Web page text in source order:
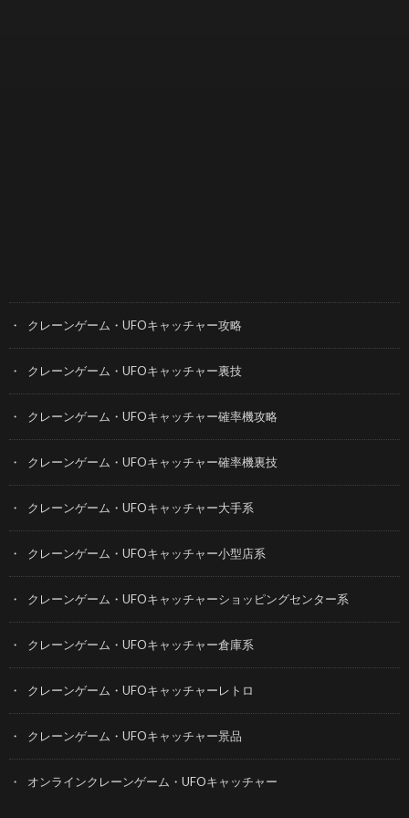
クレーンゲーム・UFOキャッチャー攻略
クレーンゲーム・UFOキャッチャー裏技
クレーンゲーム・UFOキャッチャー確率機攻略
クレーンゲーム・UFOキャッチャー確率機裏技
クレーンゲーム・UFOキャッチャー大手系
クレーンゲーム・UFOキャッチャー小型店系
クレーンゲーム・UFOキャッチャーショッピングセンター系
クレーンゲーム・UFOキャッチャー倉庫系
クレーンゲーム・UFOキャッチャーレトロ
クレーンゲーム・UFOキャッチャー景品
オンラインクレーンゲーム・UFOキャッチャー